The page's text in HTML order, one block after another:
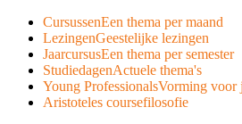
CursussenEen thema per maand
LezingenGeestelijke lezingen
JaarcursusEen thema per semester
StudiedagenActuele thema's
Young ProfessionalsVorming voor
Aristoteles coursefilosofie